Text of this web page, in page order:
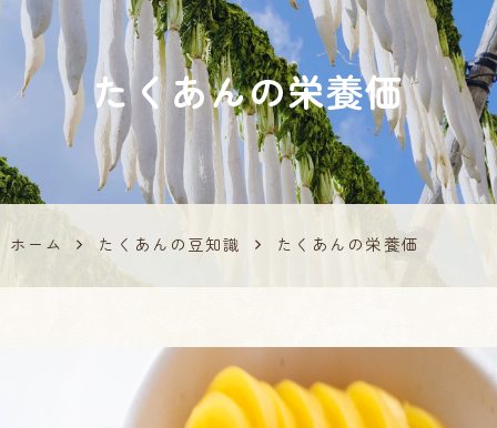
たくあんの栄養価
ホーム たくあんの豆知識 たくあんの栄養価